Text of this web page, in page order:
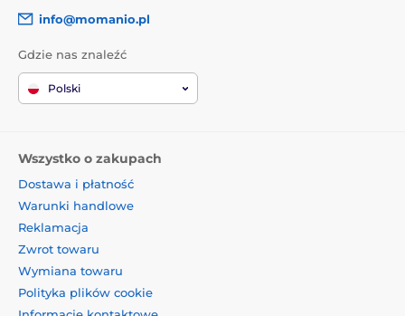
info@momanio.pl
Gdzie nas znaleźć
Polski
Wszystko o zakupach
Dostawa i płatność
Warunki handlowe
Reklamacja
Zwrot towaru
Wymiana towaru
Polityka plików cookie